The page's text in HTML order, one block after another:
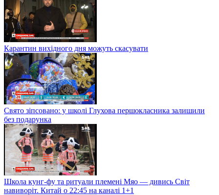
Карантин вихідного дня можуть скасувати
Свято зіпсовано: у школі Глухова першокласника залишили
без подарунка
Школа кунг-фу та ритуали племені Мяо — дивись Світ
навиворіт. Китай о 22:45 на каналі 1+1